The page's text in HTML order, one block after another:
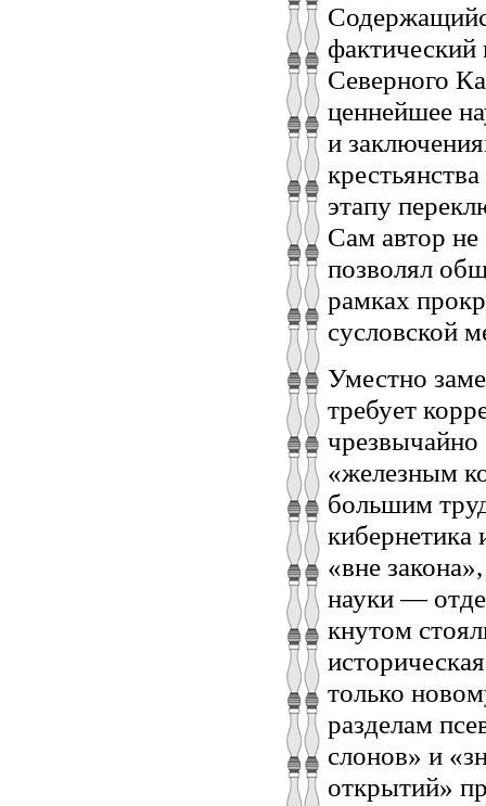
Северного
ценнейшее
и
этапу
Сам автор не
позволял
рамках
сусловской
Уместно
требует
«железным
большим
кибернетика
«вне
науки —
кнутом
только
разделам
слонов» и
открытий»